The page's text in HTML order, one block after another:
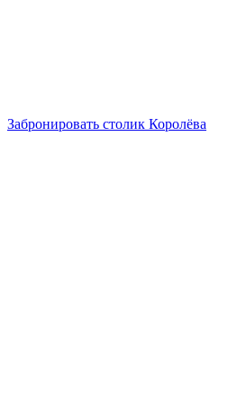
Забронировать столик Королёва